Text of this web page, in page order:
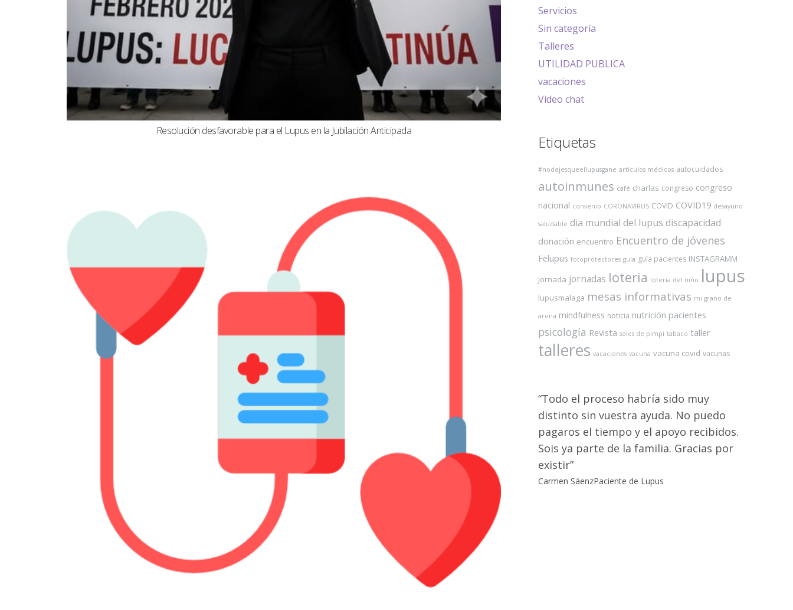
Resolución desfavorable para el Lupus en la Jubilación Anticipada
Servicios
Sin categoría
Talleres
UTILIDAD PUBLICA
vacaciones
Video chat
Etiquetas
#nodejesqueellupusgane artículos médicos autocuidados
autoinmunes café charlas congreso congreso
nacional convenio CORONAVIRUS COVID COVID19 desayuno
saludable dia mundial del lupus discapacidad
donación encuentro Encuentro de jóvenes
Felupus fotoprotectores guía guía pacientes INSTAGRAMM
jornada jornadas loteria loteria del niño lupus
lupusmalaga mesas informativas mi grano de
arena mindfulness noticia nutrición pacientes
psicología Revista soles de pimpi tabaco taller
talleres vacaciones vacuna vacuna covid vacunas
Todo el proceso habría sido muy
distinto sin vuestra ayuda. No puedo
pagaros el tiempo y el apoyo recibidos.
Sois ya parte de la familia. Gracias por
existir
Carmen SáenzPaciente de Lupus